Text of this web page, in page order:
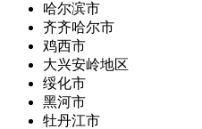
哈尔滨市
齐齐哈尔市
鸡西市
大兴安岭地区
绥化市
黑河市
牡丹江市